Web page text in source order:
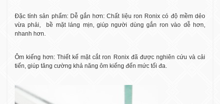
Đặc tính sản phẩm: Dễ gắn hơn: Chất liệu ron Ronix có độ mềm dẻo
vừa phải,
bề mặt láng mịn, giúp người dùng gắn ron vào dễ hơn,
nhanh hơn.
Ôm kiếng hơn: Thiết kế mặt cắt ron Ronix đã được nghiên cứu và cải
tiến, giúp tăng cường khả năng ôm kiếng đến mức tối đa.